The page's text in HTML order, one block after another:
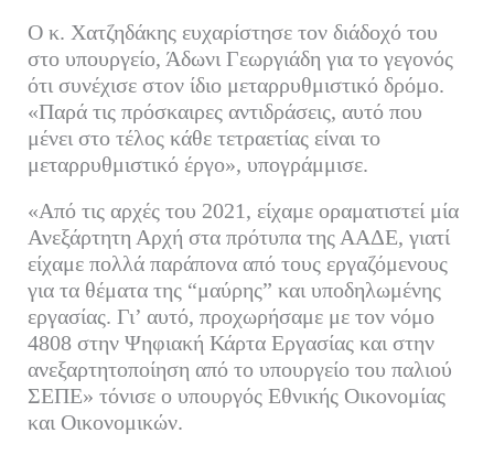
Ο κ. Χατζηδάκης ευχαρίστησε τον διάδοχό του
στο υπουργείο, Άδωνι Γεωργιάδη για το γεγονός
ότι συνέχισε στον ίδιο μεταρρυθμιστικό δρόμο.
«Παρά τις πρόσκαιρες αντιδράσεις, αυτό που
μένει στο τέλος κάθε τετραετίας είναι το
μεταρρυθμιστικό έργο», υπογράμμισε.
«Από τις αρχές του 2021, είχαμε οραματιστεί μία
Ανεξάρτητη Αρχή στα πρότυπα της ΑΑΔΕ, γιατί
είχαμε πολλά παράπονα από τους εργαζόμενους
για τα θέματα της “μαύρης” και υποδηλωμένης
εργασίας. Γι’ αυτό, προχωρήσαμε με τον νόμο
4808 στην Ψηφιακή Κάρτα Εργασίας και στην
ανεξαρτητοποίηση από το υπουργείο του παλιού
ΣΕΠΕ» τόνισε ο υπουργός Εθνικής Οικονομίας
και Οικονομικών.